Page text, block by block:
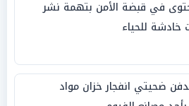
في قبضة الأمن بتهمة نشر
خادشة للحياء
ضحيتي انفجار خزان مواد